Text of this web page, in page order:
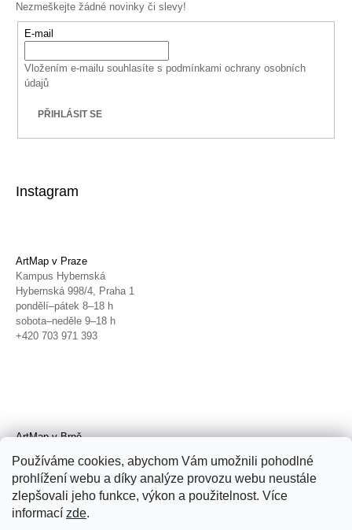
Používáme cookies, abychom Vám umožnili pohodlné
prohlížení webu a díky analýze provozu webu neustále
zlepšovali jeho funkce, výkon a použitelnost. Více
informací zde.
Nezmeškejte žádné novinky či slevy!
E-mail
Vložením e-mailu souhlasíte s podmínkami ochrany osobních
údajů
PŘIHLÁSIT SE
Instagram
ArtMap v Praze
Kampus Hybernská
Hybernská 998/4, Praha 1
pondělí–pátek 8–18 h
sobota–neděle 9–18 h
+420 703 971 393
ArtMap v Brně
Radnická 4, Brno
úterý–pátek 11–19 h
sobota 14–19 h
+420 702 152 298